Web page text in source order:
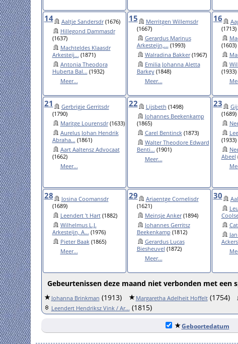
14 Aaltje Sandersdr(1676)
Hillegond Dammasdr
(1637)
Machteldes Klaasdr
Arkesteij... (1871)
Antonia Theodora
Huberta Bal... (1932)
Meer...
15
Merritgen Willemsdr
(1667)
Gerardus Marinus
Arkesteijn,... (1993)
Walradina Bakker(1967)
Emilia Johanna Aletta
Barkey(1848)
Meer...
16
(1713)
(1603)
(1933)
21
Gerbrigje Gerritsdr
(1790)
Maritge Lourensdr(1633)
Aurelus Johan Hendrik
Abraha... (1861)
Aart Aaltensz Advocaat
(1662)
Meer...
22 Lijsbeth (1498)
Johannes Beekenkamp
(1865)
Carel Bentinck(1873)
Walter Theodore Edward
Benti... (1901)
Meer...
23
(1689)
(1933)
Abeel
28
Josina Coomansdr
(1689)
Leendert 't Hart(1882)
Wilhelmus L.J.
Arkesteijn, A... (1976)
Pieter Baak(1865)
Meer...
29
Ariaentge Cornelisdr
(1621)
Meinsje Anker(1894)
Johannes Gerritsz
Beekenkamp (1812)
Gerardus Lucas
Biesheuvel (1872)
Meer...
30
Gebeurtenissen deze maand niet verbonden met een
Johanna Brinkman (1913) Margaretha Adelheit Hoffelt(1754)
Leendert Hendriksz Vink / Ar... (1815)
Geboortedatum